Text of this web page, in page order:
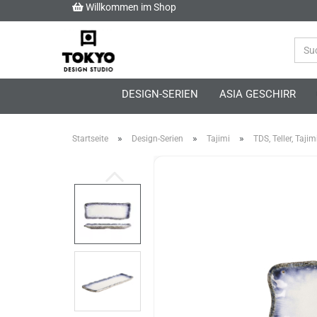
Willkommen im Shop
DESIGN-SERIEN ASIA GESCHIRR
Startseite » Design-Serien » Tajimi » TDS, Teller,